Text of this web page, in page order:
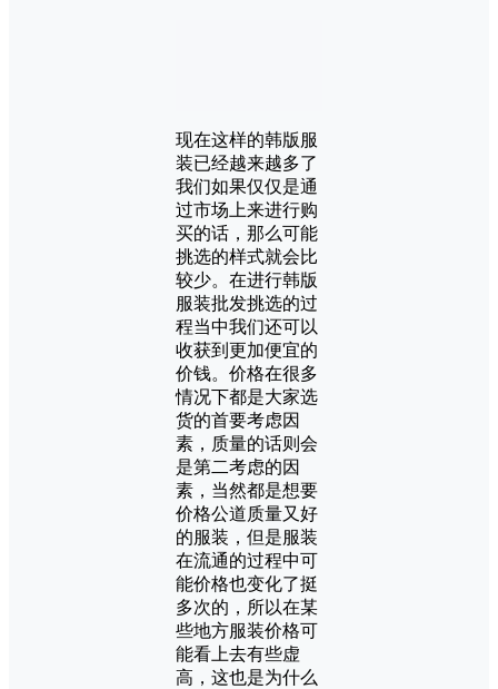
现在这样的韩版服
装已经越来越多了
我们如果仅仅是通
过市场上来进行购
买的话，那么可能
挑选的样式就会比
较少。在进行韩版
服装批发挑选的过
程当中我们还可以
收获到更加便宜的
价钱。价格在很多
情况下都是大家选
货的首要考虑因
素，质量的话则会
是第二考虑的因
素，当然都是想要
价格公道质量又好
的服装，但是服装
在流通的过程中可
能价格也变化了挺
多次的，所以在某
些地方服装价格可
能看上去有些虚
高，这也是为什么